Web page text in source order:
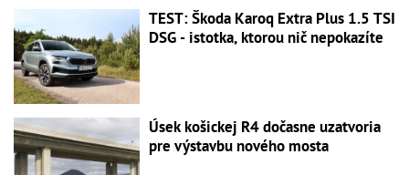
TEST: Škoda Karoq Extra Plus 1.5 TSI
DSG - istotka, ktorou nič nepokazíte
Úsek košickej R4 dočasne uzatvoria
pre výstavbu nového mosta